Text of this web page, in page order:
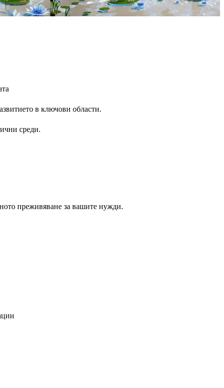
в ключови области.
среди.
преживяване за вашите нужди.